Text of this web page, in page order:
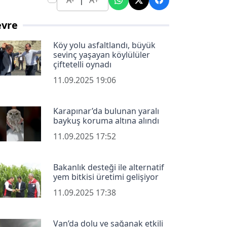
Köy yolu asfaltlandı, büyük
sevinç yaşayan köylülüler
çiftetelli oynadı
11.09.2025 19:06
Karapınar’da bulunan yaralı
baykuş koruma altına alındı
11.09.2025 17:52
Bakanlık desteği ile alternatif
yem bitkisi üretimi gelişiyor
11.09.2025 17:38
Van’da dolu ve sağanak etkili